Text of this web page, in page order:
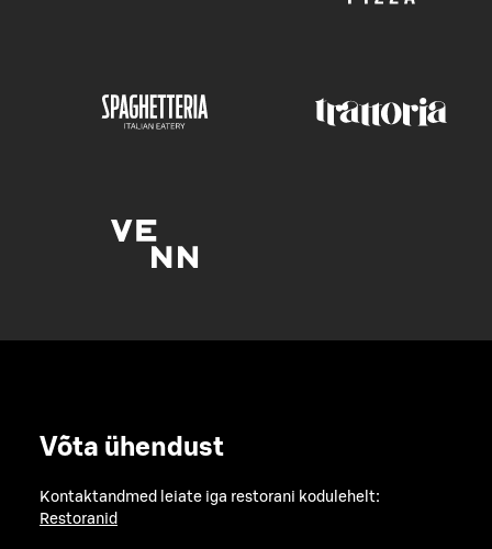
Võta ühendust
Kontaktandmed leiate iga restorani kodulehelt:
Restoranid